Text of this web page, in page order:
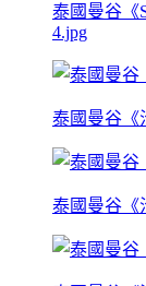
泰國曼谷《
4.jpg
泰國曼谷《
泰國曼谷《